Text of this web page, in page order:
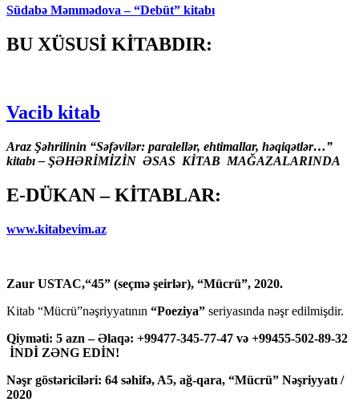
Südabə Məmmədova – “Debüt” kitabı
BU XÜSUSİ KİTABDIR:
Vacib kitab
Araz Şəhrilinin “Səfəvilər: paralellər, ehtimallar, həqiqətlər…”
kitabı – ŞƏHƏRİMİZİN ƏSAS KİTAB MAĞAZALARINDA
E-DÜKAN – KİTABLAR:
www.kitabevim.az
Zaur USTAC,“45” (seçmə şeirlər), “Mücrü”, 2020.
Kitab “Mücrü”nəşriyyatının “Poeziya” seriyasında nəşr edilmişdir.
Qiyməti: 5 azn – Əlaqə: +99477-345-77-47 və +99455-502-89-32
İNDİ ZƏNG EDİN!
Nəşr göstəriciləri: 64 səhifə, A5, ağ-qara, “Mücrü” Nəşriyyatı /
2020